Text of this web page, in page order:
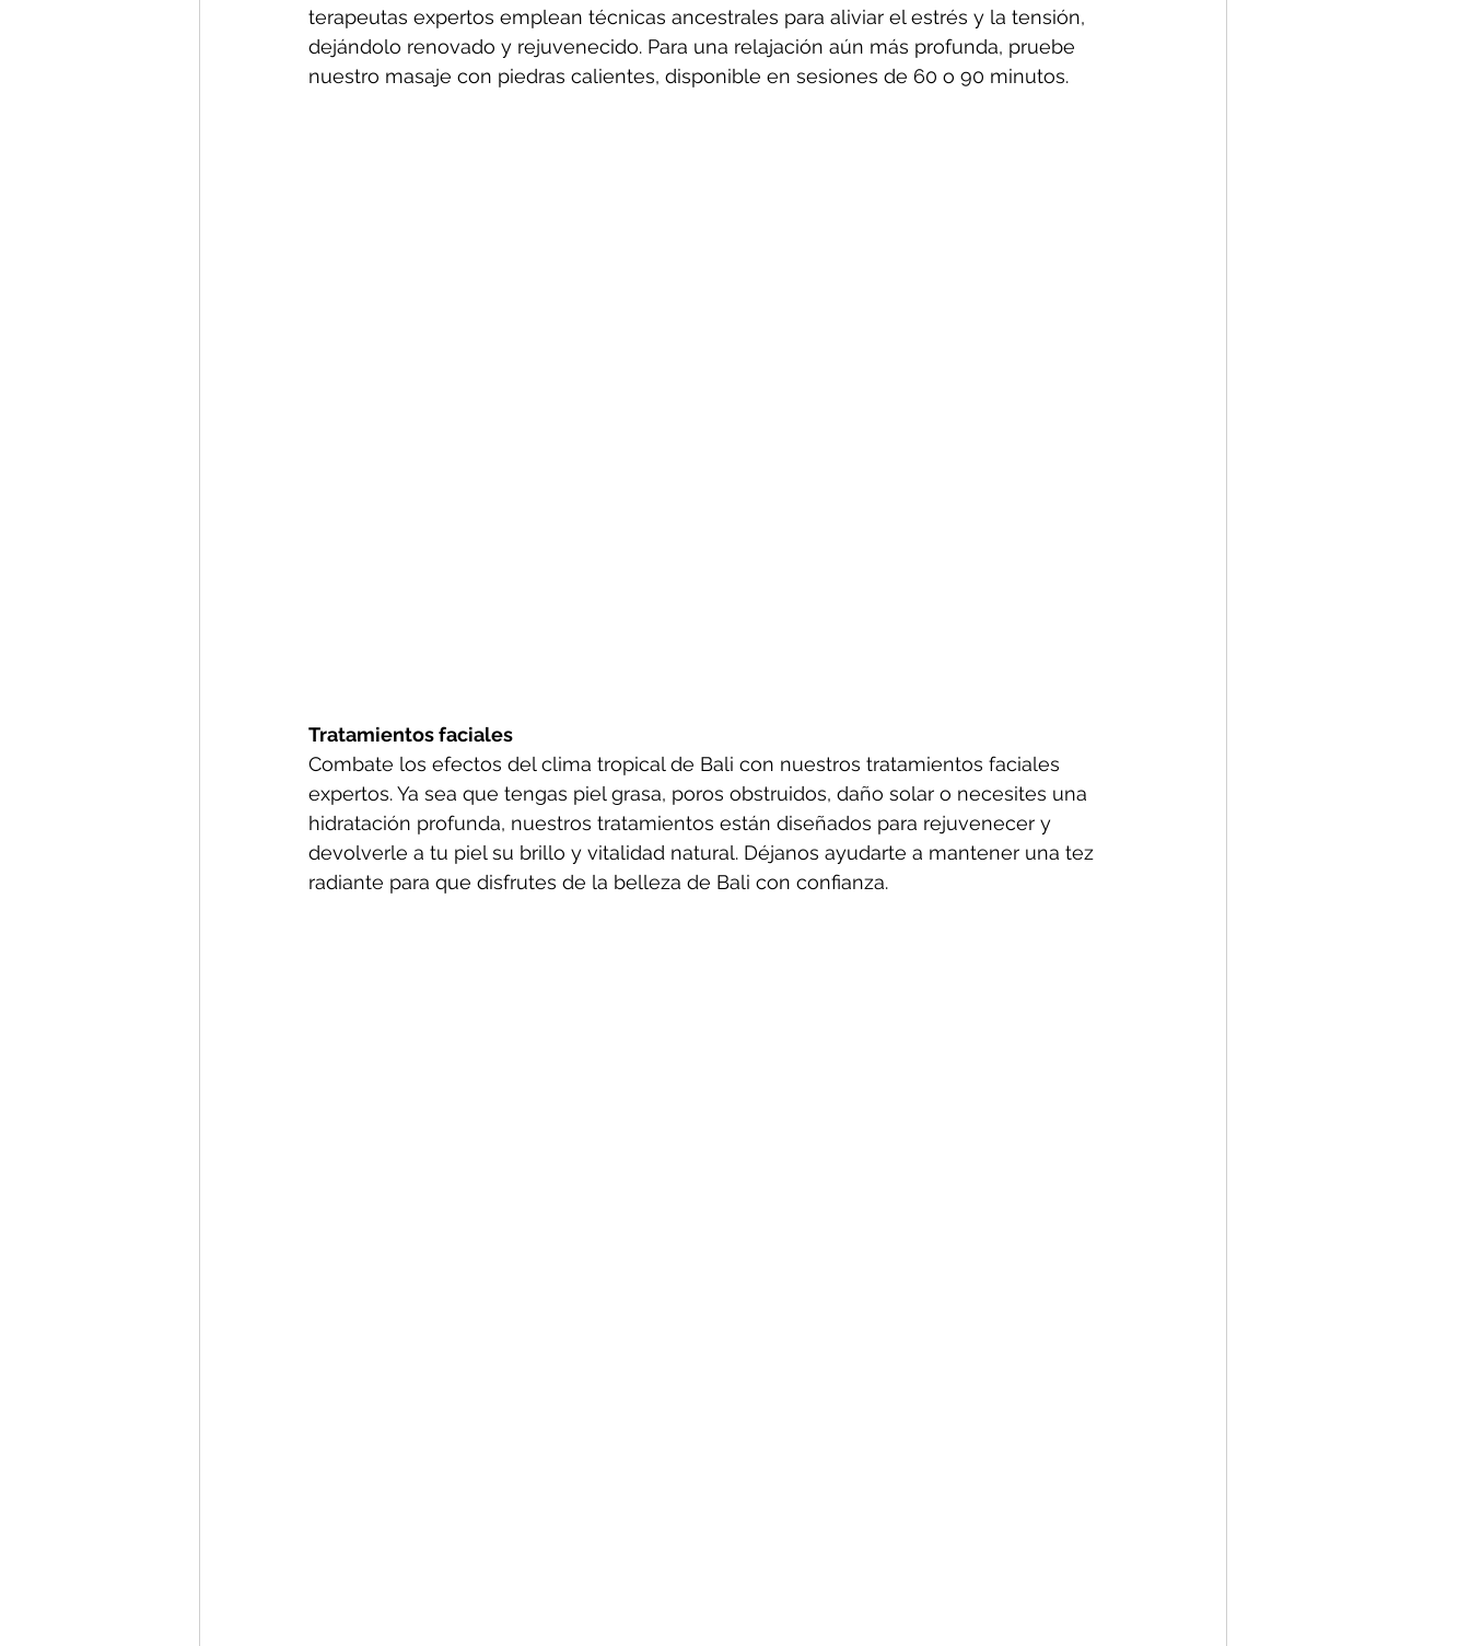
terapeutas expertos emplean técnicas ancestrales para aliviar el estrés y la tensión,
dejándolo renovado y rejuvenecido. Para una relajación aún más profunda, pruebe
nuestro masaje con piedras calientes, disponible en sesiones de 60 o 90 minutos.
Tratamientos faciales
Combate los efectos del clima tropical de Bali con nuestros tratamientos faciales
expertos. Ya sea que tengas piel grasa, poros obstruidos, daño solar o necesites una
hidratación profunda, nuestros tratamientos están diseñados para rejuvenecer y
devolverle a tu piel su brillo y vitalidad natural. Déjanos ayudarte a mantener una tez
radiante para que disfrutes de la belleza de Bali con confianza.